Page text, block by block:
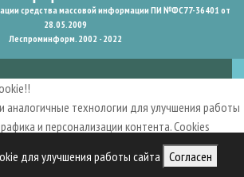
для улучшения работы сайта Согласен
средства массовой информации ПИ №ФС77-36401 от
28.05.2009
Леспроминформ. 2002 - 2022
аналогичные технологии для улучшения работы
и персонализации контента. Cookies